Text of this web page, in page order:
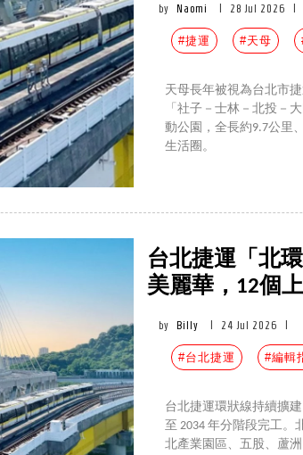
by Naomi 28 Jul 2026
#捷運 #天母
天母長年被視為台北市
「社子－士林－北投－
動公園，全長約9.7公里
生活圈。
台北捷運「北
美麗華，12個
by Billy 24 Jul 2026
#台北捷運 #編輯
台北捷運環狀線持續擴
至 2034 年分階段完工。
北產業園區、五股、蘆